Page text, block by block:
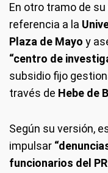
En otro tramo de
referencia a la
Plaza de Mayo y
“centro de
subsidio fijo
través de Hebe de
Según su versión,
impulsar
funcionarios del